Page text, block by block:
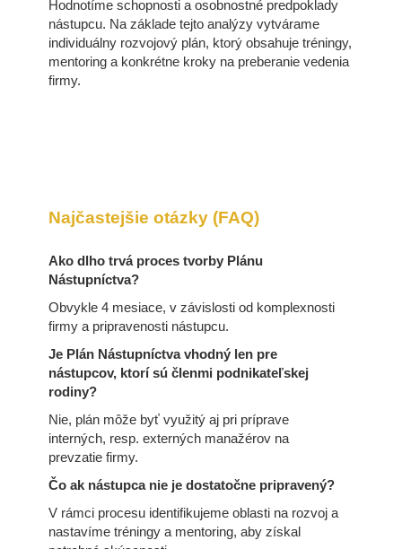
Hodnotíme schopnosti a osobnostné predpoklady
nástupcu. Na základe tejto analýzy vytvárame
individuálny rozvojový plán, ktorý obsahuje tréningy,
mentoring a konkrétne kroky na preberanie vedenia
firmy.
Najčastejšie otázky (FAQ)
Ako dlho trvá proces tvorby Plánu
Nástupníctva?
Obvykle 4 mesiace, v závislosti od komplexnosti
firmy a pripravenosti nástupcu.
Je Plán Nástupníctva vhodný len pre
nástupcov, ktorí sú členmi podnikateľskej
rodiny?
Nie, plán môže byť využitý aj pri príprave
interných, resp. externých manažérov na
prevzatie firmy.
Čo ak nástupca nie je dostatočne pripravený?
V rámci procesu identifikujeme oblasti na rozvoj a
nastavíme tréningy a mentoring, aby získal